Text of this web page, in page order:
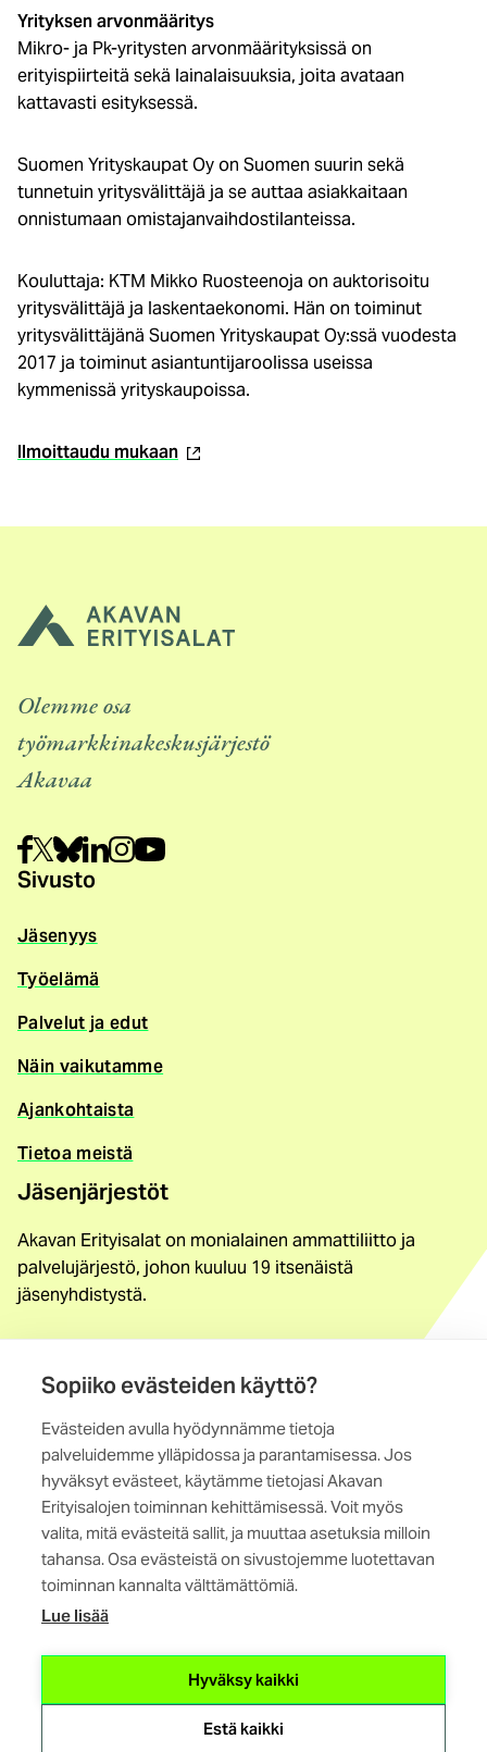
Sopiiko evästeiden käyttö?
Evästeiden avulla hyödynnämme tietoja
palveluidemme ylläpidossa ja parantamisessa. Jos
hyväksyt evästeet, käytämme tietojasi Akavan
Erityisalojen toiminnan kehittämisessä. Voit myös
valita, mitä evästeitä sallit, ja muuttaa asetuksia milloin
tahansa. Osa evästeistä on sivustojemme luotettavan
toiminnan kannalta välttämättömiä.
Lue lisää
Hyväksy kaikki
Estä kaikki
Yrityksen arvonmääritys
Mikro- ja Pk-yritysten arvonmäärityksissä on
erityispiirteitä sekä lainalaisuuksia, joita avataan
kattavasti esityksessä.
Suomen Yrityskaupat Oy on Suomen suurin sekä
tunnetuin yritysvälittäjä ja se auttaa asiakkaitaan
onnistumaan omistajanvaihdostilanteissa.
Kouluttaja: KTM Mikko Ruosteenoja on auktorisoitu
yritysvälittäjä ja laskentaekonomi. Hän on toiminut
yritysvälittäjänä Suomen Yrityskaupat Oy:ssä vuodesta
2017 ja toiminut asiantuntijaroolissa useissa
kymmenissä yrityskaupoissa.
Ilmoittaudu mukaan(ulkoinen
Olemme osa
työmarkkinakeskusjärjestö
Akavaa
Sivusto
Jäsenyys
Työelämä
Palvelut ja edut
Näin vaikutamme
Ajankohtaista
Tietoa meistä
Jäsenjärjestöt
Akavan Erityisalat on monialainen ammattiliitto ja
palvelujärjestö, johon kuuluu 19 itsenäistä
jäsenyhdistystä.
Löydä jäsenyhdistys
Yhteystiedot
Maistraatinportti 4 A, 6. krs
00240 Helsinki
Kaikki yhteystiedot
(ulkoinen